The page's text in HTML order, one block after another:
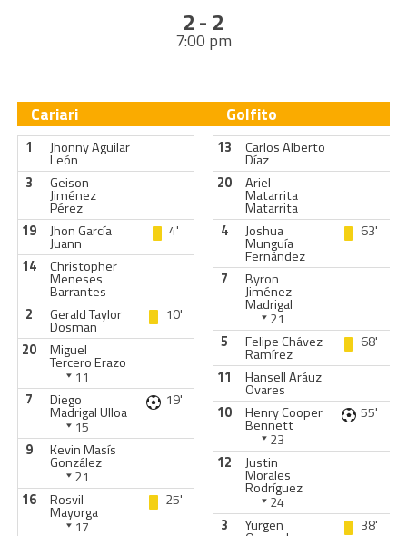
2 - 2
7:00 pm
Cariari
1 Jhonny Aguilar
León
3
Geison
Jiménez
Pérez
19
Jhon García
Juann
4'
14
Christopher
Meneses
Barrantes
2
Gerald Taylor
Dosman
10'
20
Miguel
Tercero Erazo
11
7
Diego
Madrigal Ulloa
15
19'
9 Kevin Masís
González
21
16
Rosvil
Mayorga
17
25'
Golfito
13 Carlos Alberto
Díaz
20
Ariel
Matarrita
Matarrita
4
Joshua
Munguía
Fernández
63'
7 Byron
Jiménez
Madrigal
21
5
Felipe Chávez
Ramírez
68'
11
Hansell Aráuz
Ovares
10
Henry Cooper
Bennett
23
55'
12 Justin
Morales
Rodríguez
24
3
Yurgen 38'